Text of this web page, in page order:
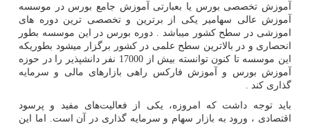
آموزش تخصصی بورس یا بعبارتی آموزش جامع بورس در موسسه
آموزش عالی سهامیر یکی از برترین و تخصصی ترین دوره های
اموزشی در سطح کشور میباشد . دوره بورس در این موسسه بطور
انحصاری و در بالاترین سطح علمی در کشور برگزار میشود بطوریکه
این موسسه تا کنون توانسته بیش از 17000 نفر دانشپذیر را در حوزه
آموزش بورس و آموزش فارکس راهی بازارهای مالی و سرمایه
گذاری کند .
باید توجه داشت که امروزه، یکی از فعالیت‌های مفید و پرسود
اقتصادی ، ورود به بازار سهام و سرمایه گذاری در آن است. اما این